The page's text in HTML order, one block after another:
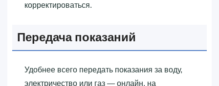
корректироваться.
Передача показаний
Удобнее всего передать показания за воду,
электричество или газ — онлайн, на